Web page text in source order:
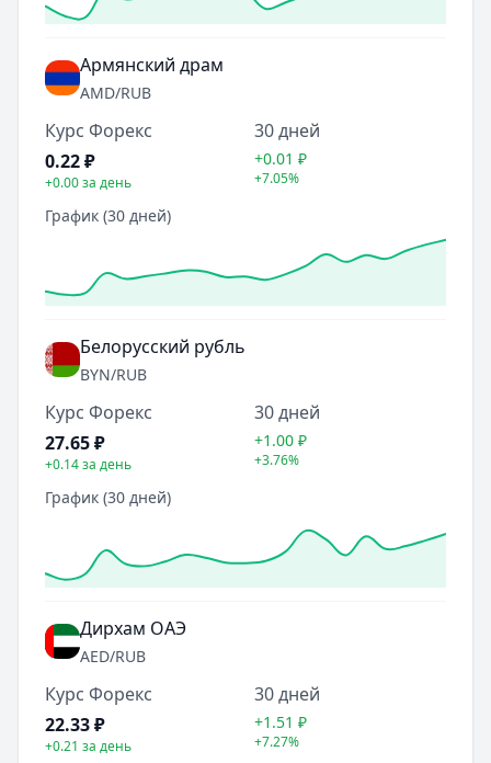
Армянский драм
AMD/RUB
Курс Форекс
0.22₽
+0.00за день
30 дней
+0.01 ₽
+7.05%
График (30 дней)
Белорусский рубль
BYN/RUB
Курс Форекс
27.65₽
+0.14за день
30 дней
+1.00 ₽
+3.76%
График (30 дней)
Дирхам ОАЭ
AED/RUB
Курс Форекс
22.33₽
+0.21 за день
30 дней
+1.51 ₽
+7.27%